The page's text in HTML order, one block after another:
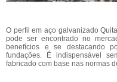
O perfil em aço galvanizado
pode ser encontrado no
benefícios e se destacando
fundações. É indispensável
fabricado com base nas normas